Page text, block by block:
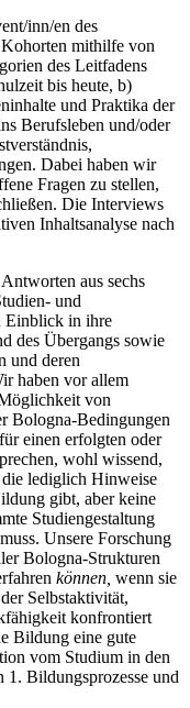
inn/en des
Kohorten mithilfe von
des Leitfadens
bis heute, b)
und Praktika der
Berufsleben und/oder
Dabei haben wir
Fragen zu stellen,
Die Interviews
Inhaltsanalyse nach
aus sechs
und
Einblick in ihre
des Übergangs sowie
und deren
haben vor allem
von
Bologna-Bedingungen
einen erfolgten oder
wohl wissend,
lediglich Hinweise
gibt, aber keine
Studiengestaltung
Unsere Forschung
Bologna-Strukturen
können, wenn sie
Selbstaktivität,
konfrontiert
Bildung eine gute
vom Studium in den
Bildungsprozesse und